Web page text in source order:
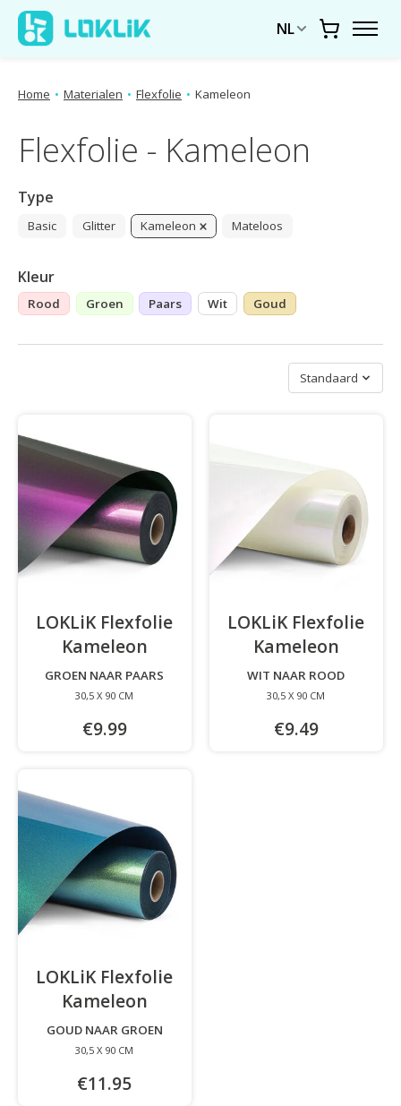
NL
Home • Materialen • Flexfolie • Kameleon
Flexfolie - Kameleon
Type
Basic Glitter Kameleon Mateloos
Kleur
Rood Groen Paars Wit Goud
Sorteren op
Standaard
LOKLiK Flexfolie
Kameleon
GROEN NAAR PAARS
30,5 X 90 CM
€9.99
LOKLiK Flexfolie
Kameleon
WIT NAAR ROOD
30,5 X 90 CM
€9.49
LOKLiK Flexfolie
Kameleon
GOUD NAAR GROEN
30,5 X 90 CM
€11.95